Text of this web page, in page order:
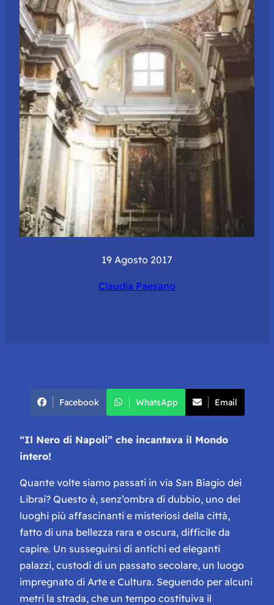
19 Agosto 2017
Claudia Paesano
Facebook WhatsApp Email
“Il Nero di Napoli” che incantava il Mondo
intero!
Quante volte siamo passati in via San Biagio dei
Librai? Questo è, senz’ombra di dubbio, uno dei
luoghi più affascinanti e misteriosi della città,
fatto di una bellezza rara e oscura, difficile da
capire. Un susseguirsi di antichi ed eleganti
palazzi, custodi di un passato secolare, un luogo
impregnato di Arte e Cultura. Seguendo per alcuni
metri la strada, che un tempo costituiva il